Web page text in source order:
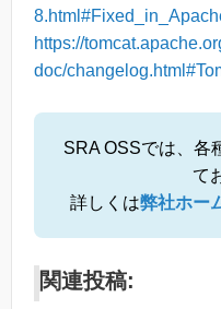
https://
doc/
SRA OSSでは、各
て
詳しくは弊社ホー
関連投稿: